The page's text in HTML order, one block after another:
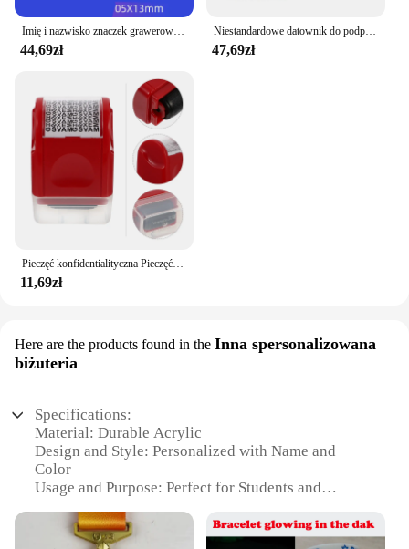
Imię i nazwisko znaczek grawerowany odręczny podpis pieczęć pieczęć biurowa mały rozmiar prywatne niestandardowe pieczęć
44,69zł
Niestandardowe datownik do podpisu nauczyciela, zapieczętowanie tekstu, datownik do samodzielnego atratowania z podpisem niestandardowej daty, tekst DIY
47,69zł
Pieczęć konfidentialityczna Pieczęć rolkowa Pieczęcie Adres Spersonalizowane pieczęcie informacyjne Nazwa Mini światłoczuła
11,69zł
Here are the products found in the Inna spersonalizowana
biżuteria
Specifications:
Material: Durable Acrylic
Design and Style: Personalized with Name and
Color
Usage and Purpose: Perfect for Students and
Performance and Property: Water-Resistant and
Long-Lasting